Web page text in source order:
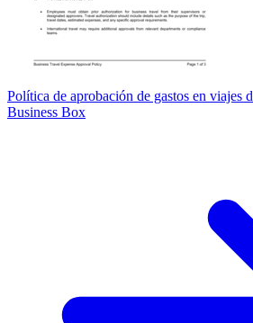
Política de aprobación de gastos en viajes
Business Box